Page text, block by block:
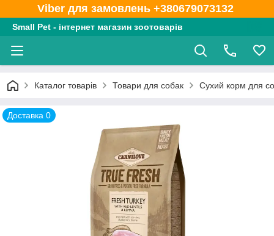
Viber для замовлень +380679073132
Small Pet - інтернет магазин зоотоварів
Каталог товарів Товари для собак Сухий корм для
Доставка 0